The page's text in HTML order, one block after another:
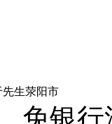
先生荥阳市